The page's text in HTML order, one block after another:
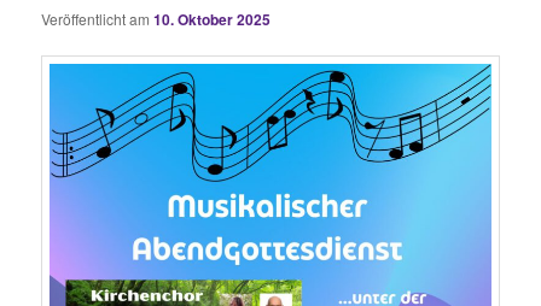
Veröffentlicht am10. Oktober 2025